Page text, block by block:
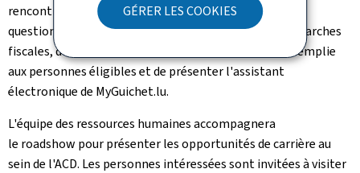
GÉRER LES COOKIES
rencontre des contribuables afin de répondre à leurs
questions. Cette proximité permet de clarifier les démarches
fiscales, de faire connaître la déclaration simple préremplie
aux personnes éligibles et de présenter l'assistant
électronique de MyGuichet.lu.
L'équipe des ressources humaines accompagnera
le roadshow pour présenter les opportunités de carrière au
sein de l'ACD. Les personnes intéressées sont invitées à visiter